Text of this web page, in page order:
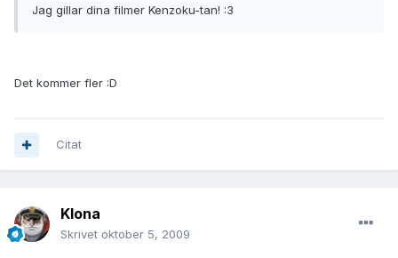
Jag gillar dina filmer Kenzoku-tan! :3
Det kommer fler :D
Citat
Klona
Skrivet oktober 5, 2009